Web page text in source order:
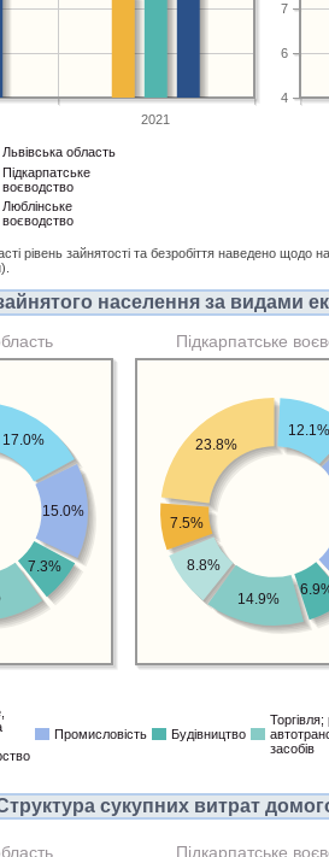
2021
Львівська область
Підкарпатське
воєводство
Люблінське
воєводство
4
6
7
рівень зайнятості та безробіття наведено щодо
населення за видами
17.0%
15.0%
7.3%
Підкарпатське
Промисловість Будівництво
засобів
12.1%
14.9%
8.8%
7.5%
23.8%
сукупних витрат
Підкарпатське